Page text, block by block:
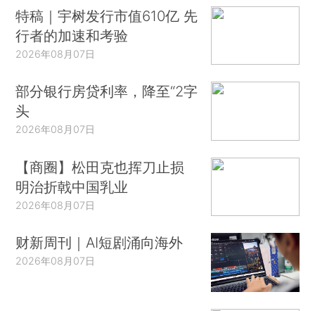
特稿｜宇树发行市值610亿 先
行者的加速和考验
2026年08月07日
部分银行房贷利率，降至“2字
头
2026年08月07日
【商圈】松田克也挥刀止损
明治折戟中国乳业
2026年08月07日
财新周刊｜AI短剧涌向海外
2026年08月07日